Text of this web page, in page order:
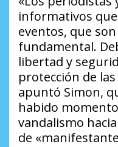
informativos
eventos, que
fundamental.
libertad y
protección de
apuntó Simon,
habido
vandalismo
de